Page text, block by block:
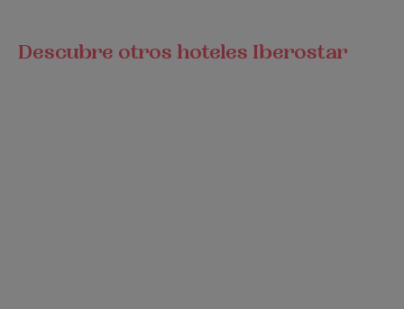
Descubre otros hoteles Iberostar